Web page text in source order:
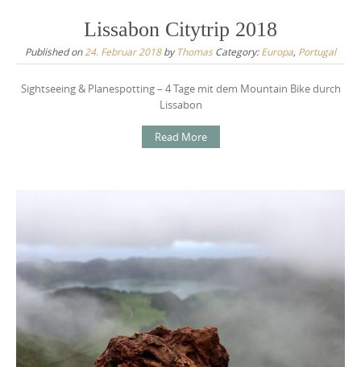
Lissabon Citytrip 2018
Published on24. Februar 2018byThomasCategory: Europa, Portugal
Sightseeing & Planespotting – 4 Tage mit dem Mountain Bike durch
Lissabon
Read More